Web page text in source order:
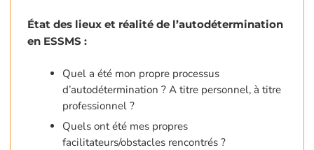
État des lieux et réalité de l’autodétermination
en ESSMS :
Quel a été mon propre processus
d’autodétermination ? A titre personnel, à titre
professionnel ?
Quels ont été mes propres
facilitateurs/obstacles rencontrés ?